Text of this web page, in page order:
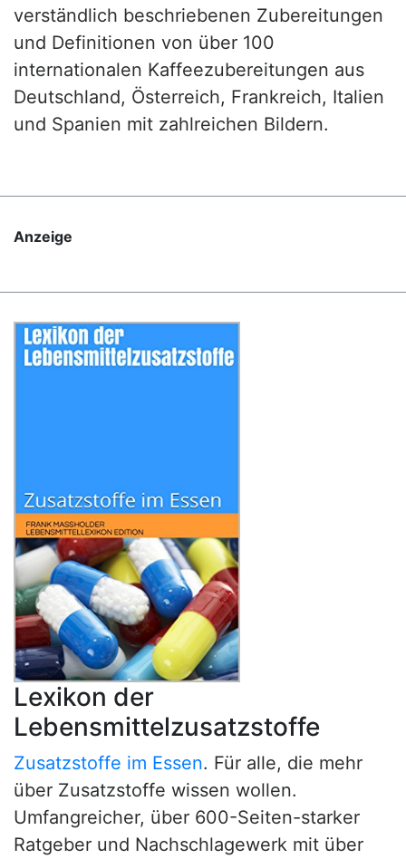
verständlich beschriebenen Zubereitungen
und Definitionen von über 100
internationalen Kaffeezubereitungen aus
Deutschland, Österreich, Frankreich, Italien
und Spanien mit zahlreichen Bildern.
Anzeige
Lexikon der
Lebensmittelzusatzstoffe
Zusatzstoffe im Essen. Für alle, die mehr
über Zusatzstoffe wissen wollen.
Umfangreicher, über 600-Seiten-starker
Ratgeber und Nachschlagewerk mit über